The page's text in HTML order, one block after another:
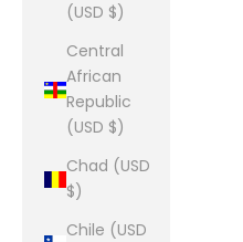
(USD $)
Central
African
Republic
(USD $)
Chad (USD
$)
Chile (USD